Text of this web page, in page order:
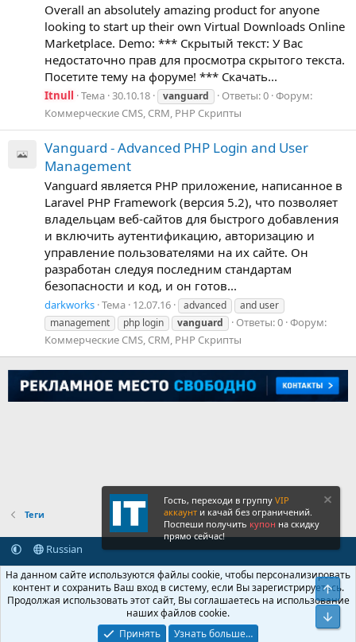
Overall an absolutely amazing product for anyone
looking to start up their own Virtual Downloads Online
Marketplace. Demo: *** Скрытый текст: У Вас
недостаточно прав для просмотра скрытого текста.
Посетите тему на форуме! *** Скачать...
Itnull Тема 30.10.18 vanguard Ответы: 0 Форум:
Коммерческие CMS, CRM, PHP Скрипты
Vanguard - Advanced PHP Login and User
Management
Vanguard является PHP приложение, написанное в
Laravel PHP Framework (версия 5.2), что позволяет
владельцам веб-сайтов для быстрого добавления
и включить аутентификацию, авторизацию и
управление пользователями на их сайте. Он
разработан следуя последним стандартам
безопасности и код, и он готов...
darkworks Тема 12.07.16 advanced
and user
management
php login vanguard Ответы: 0 Форум:
Коммерческие CMS, CRM, PHP Скрипты
Теги
Russian
Обратная связь
Условия и правила
Политика конфиденциальности
Помощь Главная
R
S
S
Community platform by XenForo® © 2010-2026 XenForo Ltd.
Крупнейший форум по обмену приватной информацией
© 2013-2026 ITNULL.me| XenForo® © 2026 XenForo Ltd.
Гость, переходи в группу VIP
аккаунт и качай без ограничений.
Поспеши получить купон на скидку
прямо сейчас!
На данном сайте используются файлы cookie, чтобы персонализировать
контент и сохранить Ваш вход в систему, если Вы зарегистрируетесь.
Продолжая использовать этот сайт, Вы соглашаетесь на использование
наших файлов cookie.
Принять
Узнать больше…